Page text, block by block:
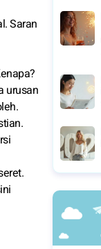
Saran
urusan